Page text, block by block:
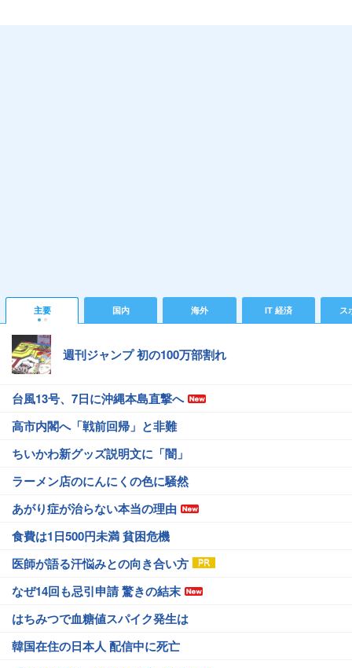
主要 国内 海外 IT 経済 ス
週刊ジャンプ 初の100万部割れ
台風13号、7日に沖縄本島直撃へ
高市内閣へ「戦前回帰」と非難
ちいかわ新グッズ説明文に「闇」
ラーメン店のにんにくの色に騒然
あがり症が治らない本当の理由
食費は1日500円未満 貧困危機
医師が語る汗悩みとの向き合い方
なぜ14回も忌引申請 驚きの結末
はちみつで血糖値スパイク発生は
韓国在住の日本人 配信中に死亡